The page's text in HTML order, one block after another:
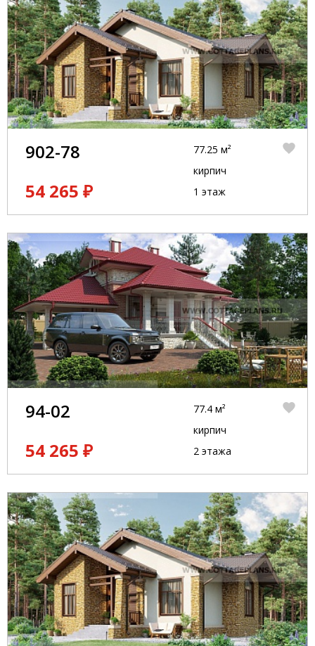
902-78
54 265 ₽
77.25 м²
кирпич
1 этаж
94-02
54 265 ₽
77.4 м²
кирпич
2 этажа